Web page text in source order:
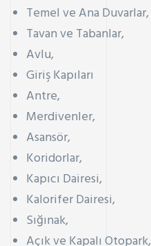
Temel ve Ana Duvarlar,
Tavan ve Tabanlar,
Avlu,
Giriş Kapıları
Antre,
Merdivenler,
Asansör,
Koridorlar,
Kapıcı Dairesi,
Kalorifer Dairesi,
Sığınak,
Açık ve Kapalı Otopark,